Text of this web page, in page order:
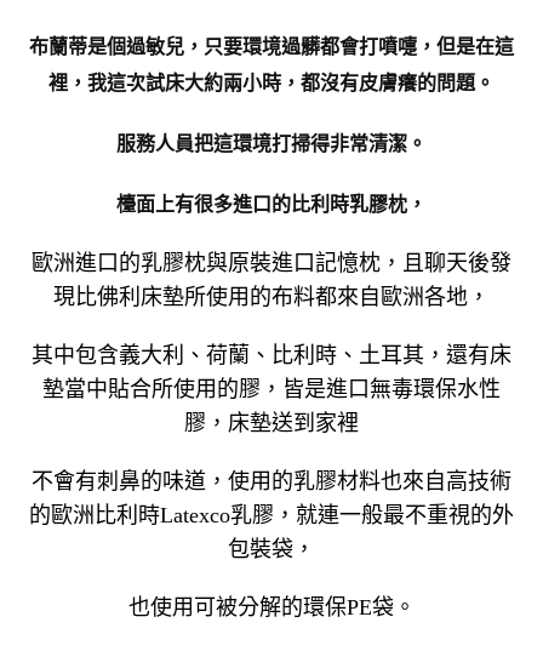
布蘭蒂是個過敏兒，只要環境過髒都會打噴嚏，但是在這
裡，我這次試床大約兩小時，都沒有皮膚癢的問題。
服務人員把這環境打掃得非常清潔。
檯面上有很多進口的比利時乳膠枕，
歐洲進口的乳膠枕與原裝進口記憶枕，且聊天後發
現比佛利床墊所使用的布料都來自歐洲各地，
其中包含義大利、荷蘭、比利時、土耳其，還有床
墊當中貼合所使用的膠，皆是進口無毒環保水性
膠，床墊送到家裡
不會有刺鼻的味道，使用的乳膠材料也來自高技術
的歐洲比利時Latexco乳膠，就連一般最不重視的外
包裝袋，
也使用可被分解的環保PE袋。